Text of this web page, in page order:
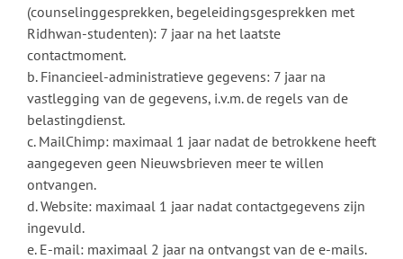
(counselinggesprekken, begeleidingsgesprekken met
Ridhwan-studenten): 7 jaar na het laatste
contactmoment.
b. Financieel-administratieve gegevens: 7 jaar na
vastlegging van de gegevens, i.v.m. de regels van de
belastingdienst.
c. MailChimp: maximaal 1 jaar nadat de betrokkene heeft
aangegeven geen Nieuwsbrieven meer te willen
ontvangen.
d. Website: maximaal 1 jaar nadat contactgegevens zijn
ingevuld.
e. E-mail: maximaal 2 jaar na ontvangst van de e-mails.